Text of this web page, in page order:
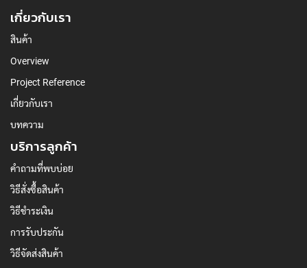
เกี่ยวกับเรา
สินค้า
Overview
Project Reference
เกี่ยวกับเรา
บทความ
บริการลูกค้า
คำถามที่พบบ่อย
วิธีสั่งซื้อสินค้า
วิธีชำระเงิน
การรับประกัน
วิธีจัดส่งสินค้า